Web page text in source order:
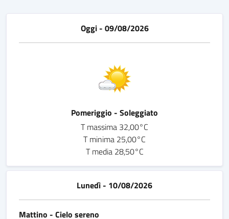
Oggi - 09/08/2026
Pomeriggio - Soleggiato
T massima 32,00°C
T minima 25,00°C
T media 28,50°C
Lunedì - 10/08/2026
Mattino - Cielo sereno